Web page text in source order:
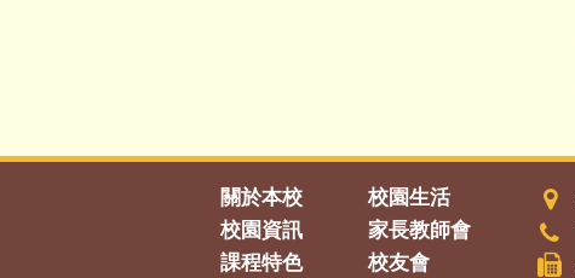
關於本校
校園資訊
課程特色
校園生活
家長教師會
校友會